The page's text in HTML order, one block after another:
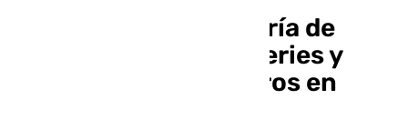
Novedades de la Lotería de
Navidad 2024: más series y
2.702 millones de euros en